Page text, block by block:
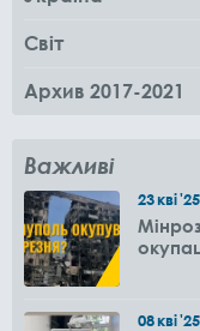
Світ
Архив 2017-2021
Важливі
23кві'25
08кві'25